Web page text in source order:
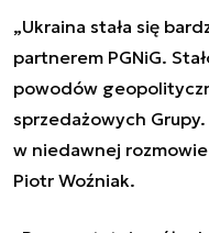
„Ukraina stała się
partnerem PGNiG.
powodów
sprzedażowych
w niedawnej
Piotr Woźniak.